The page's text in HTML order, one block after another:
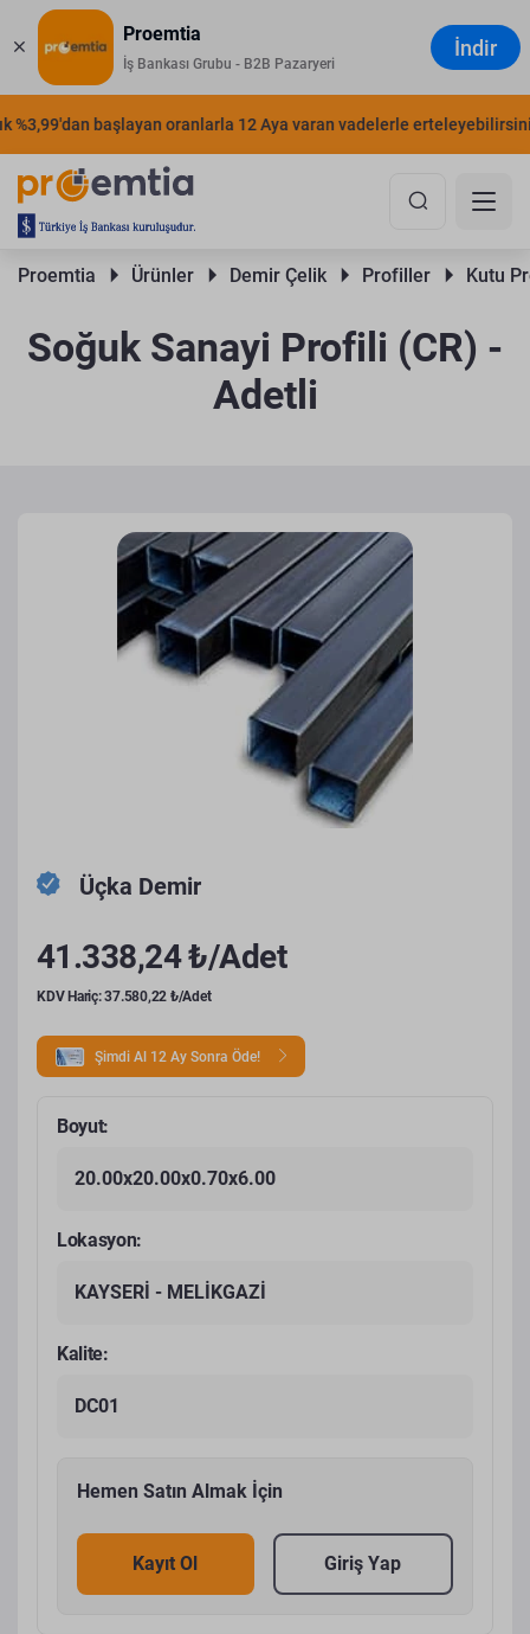
Proemtia
İş Bankası Grubu - B2B Pazaryeri
İndir
başlayan oranlarla 12 Aya varan vadelerle erteleyebilirsiniz.
Proemtia Ürünler Demir Çelik Profiller Kutu
Soğuk Sanayi Profili (CR) -
Adetli
Üçka Demir
41.338,24 ₺/Adet
KDV Hariç: 37.580,22 ₺/Adet
Şimdi Al 12 Ay Sonra Öde!
Boyut:
20.00x20.00x0.70x6.00
Lokasyon:
KAYSERİ - MELİKGAZİ
Kalite:
DC01
Hemen Satın Almak İçin
Kayıt Ol Giriş Yap